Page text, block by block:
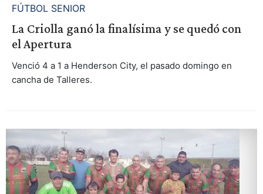
FÚTBOL SENIOR
La Criolla ganó la finalísima y se quedó con
el Apertura
Venció 4 a 1 a Henderson City, el pasado domingo en
cancha de Talleres.